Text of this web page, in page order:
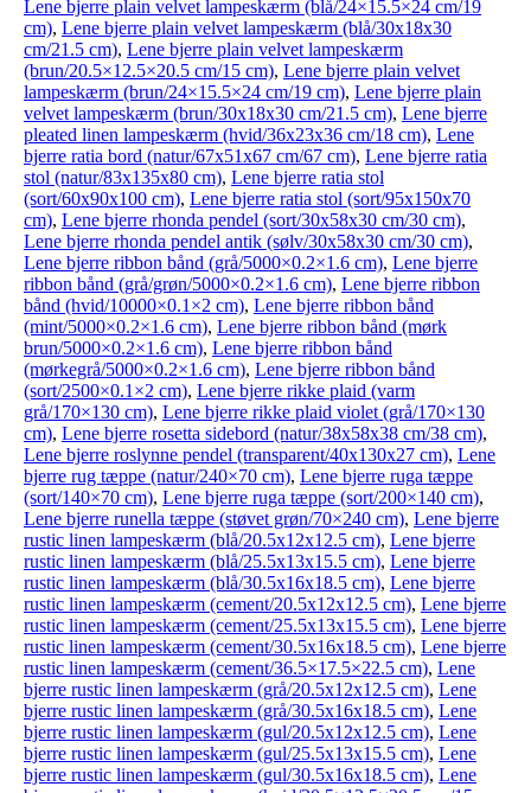
Lene bjerre plain velvet lampeskærm (blå/24×15.5×24 cm/19
cm), Lene bjerre plain velvet lampeskærm (blå/30x18x30
cm/21.5 cm), Lene bjerre plain velvet lampeskærm
(brun/20.5×12.5×20.5 cm/15 cm), Lene bjerre plain velvet
lampeskærm (brun/24×15.5×24 cm/19 cm), Lene bjerre plain
velvet lampeskærm (brun/30x18x30 cm/21.5 cm), Lene bjerre
pleated linen lampeskærm (hvid/36x23x36 cm/18 cm), Lene
bjerre ratia bord (natur/67x51x67 cm/67 cm), Lene bjerre ratia
stol (natur/83x135x80 cm), Lene bjerre ratia stol
(sort/60x90x100 cm), Lene bjerre ratia stol (sort/95x150x70
cm), Lene bjerre rhonda pendel (sort/30x58x30 cm/30 cm),
Lene bjerre rhonda pendel antik (sølv/30x58x30 cm/30 cm),
Lene bjerre ribbon bånd (grå/5000×0.2×1.6 cm), Lene bjerre
ribbon bånd (grå/grøn/5000×0.2×1.6 cm), Lene bjerre ribbon
bånd (hvid/10000×0.1×2 cm), Lene bjerre ribbon bånd
(mint/5000×0.2×1.6 cm), Lene bjerre ribbon bånd (mørk
brun/5000×0.2×1.6 cm), Lene bjerre ribbon bånd
(mørkegrå/5000×0.2×1.6 cm), Lene bjerre ribbon bånd
(sort/2500×0.1×2 cm), Lene bjerre rikke plaid (varm
grå/170×130 cm), Lene bjerre rikke plaid violet (grå/170×130
cm), Lene bjerre rosetta sidebord (natur/38x58x38 cm/38 cm),
Lene bjerre roslynne pendel (transparent/40x130x27 cm), Lene
bjerre rug tæppe (natur/240×70 cm), Lene bjerre ruga tæppe
(sort/140×70 cm), Lene bjerre ruga tæppe (sort/200×140 cm),
Lene bjerre runella tæppe (støvet grøn/70×240 cm), Lene bjerre
rustic linen lampeskærm (blå/20.5x12x12.5 cm), Lene bjerre
rustic linen lampeskærm (blå/25.5x13x15.5 cm), Lene bjerre
rustic linen lampeskærm (blå/30.5x16x18.5 cm), Lene bjerre
rustic linen lampeskærm (cement/20.5x12x12.5 cm), Lene bjerre
rustic linen lampeskærm (cement/25.5x13x15.5 cm), Lene bjerre
rustic linen lampeskærm (cement/30.5x16x18.5 cm), Lene bjerre
rustic linen lampeskærm (cement/36.5×17.5×22.5 cm), Lene
bjerre rustic linen lampeskærm (grå/20.5x12x12.5 cm), Lene
bjerre rustic linen lampeskærm (grå/30.5x16x18.5 cm), Lene
bjerre rustic linen lampeskærm (gul/20.5x12x12.5 cm), Lene
bjerre rustic linen lampeskærm (gul/25.5x13x15.5 cm), Lene
bjerre rustic linen lampeskærm (gul/30.5x16x18.5 cm), Lene